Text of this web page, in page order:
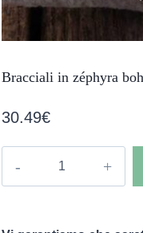
Bracciali in zéphyra
30.49€